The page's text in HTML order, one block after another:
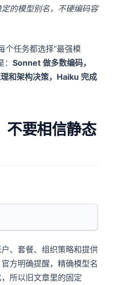
的模型别名，不硬编码容
个任务都选择“最强模
Sonnet 做多数编码，
和架构决策，Haiku 完成
不要相信静态
、套餐、组织策略和提供
方明确提醒，精确模型名
所以旧文章里的固定